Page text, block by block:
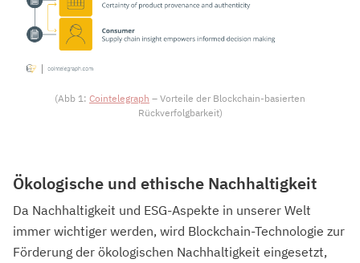
(Abb 1: Cointelegraph – Vorteile der Blockchain-basierten
Rückverfolgbarkeit)
Ökologische und ethische Nachhaltigkeit
Da Nachhaltigkeit und ESG-Aspekte in unserer Welt
immer wichtiger werden, wird Blockchain-Technologie zur
Förderung der ökologischen Nachhaltigkeit eingesetzt,